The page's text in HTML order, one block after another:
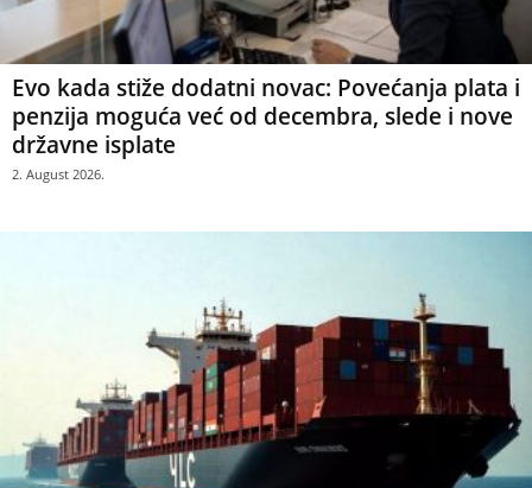
Evo kada stiže dodatni novac: Povećanja plata i
penzija moguća već od decembra, slede i nove
državne isplate
2. August 2026.